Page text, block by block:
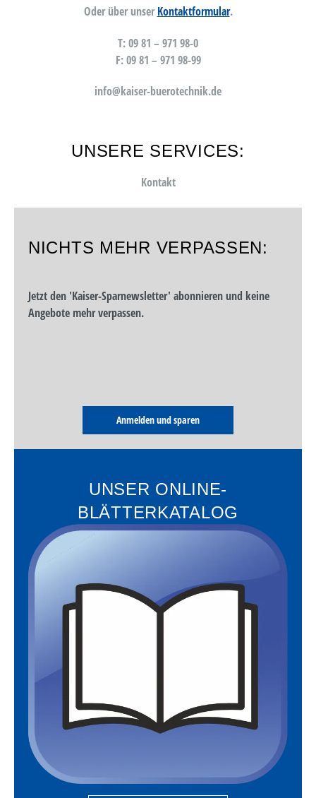
Oder über unserKontaktformular.
T: 09 81 – 971 98-0
F: 09 81 – 971 98-99
info@kaiser-buerotechnik.de
UNSERE SERVICES:
Kontakt
NICHTS MEHR VERPASSEN:
Jetzt den 'Kaiser-Sparnewsletter' abonnieren und keine
Angebote mehr verpassen.
Anmelden und sparen
UNSER ONLINE-
BLÄTTERKATALOG